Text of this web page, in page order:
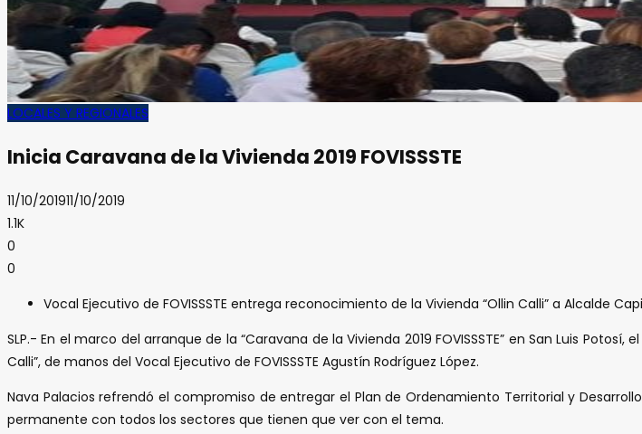
LOCALES Y REGIONALES
Inicia Caravana de la Vivienda 2019 FOVISSSTE
11/10/201911/10/2019
1.1K
0
0
Vocal Ejecutivo de FOVISSSTE entrega reconocimiento de la Vivienda “Ollin Calli” a Alcalde
SLP.- En el marco del arranque de la “Caravana de la Vivienda 2019 FOVISSSTE” en San Luis
Calli”, de manos del Vocal Ejecutivo de FOVISSSTE Agustín Rodríguez López.
Nava Palacios refrendó el compromiso de entregar el Plan de Ordenamiento Territorial y
permanente con todos los sectores que tienen que ver con el tema.